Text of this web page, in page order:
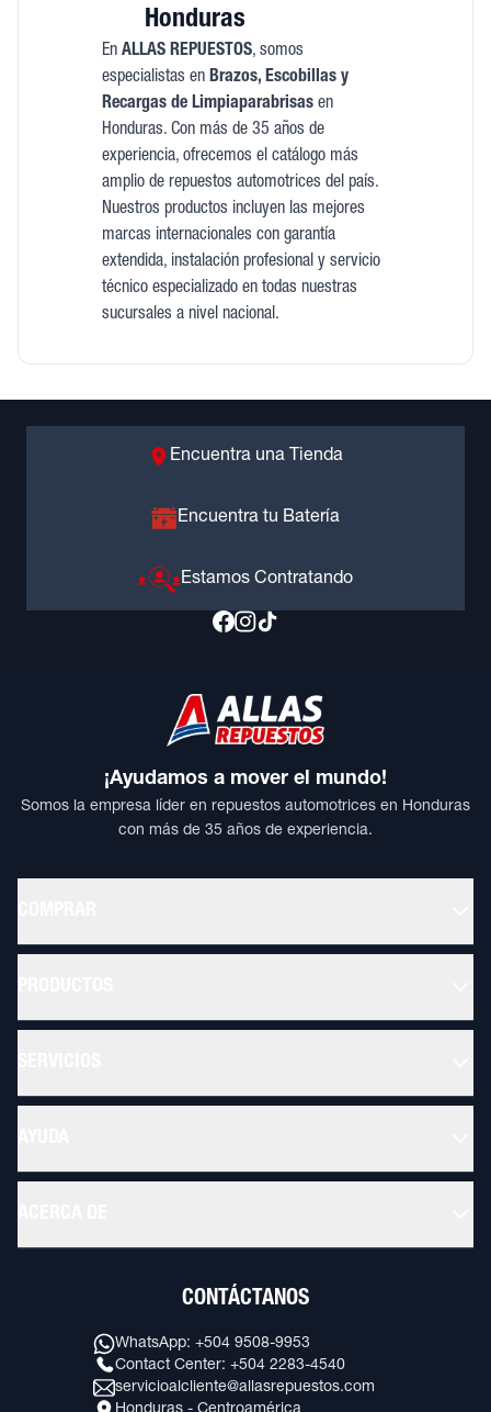
Honduras
En ALLAS REPUESTOS, somos
especialistas en Brazos, Escobillas y
Recargas de Limpiaparabrisasen
Honduras. Con más de 35 años de
experiencia, ofrecemos el catálogo más
amplio de repuestos automotrices del país.
Nuestros productos incluyen las mejores
marcas internacionales con garantía
extendida, instalación profesional y servicio
técnico especializado en todas nuestras
sucursales a nivel nacional.
Encuentra una Tienda
Encuentra tu Batería
Estamos Contratando
¡Ayudamos a mover el mundo!
Somos la empresa líder en repuestos automotrices en Honduras
con más de 35 años de experiencia.
CONTÁCTANOS
WhatsApp: +504 9508-9953
Contact Center: +504 2283-4540
servicioalcliente@allasrepuestos.com